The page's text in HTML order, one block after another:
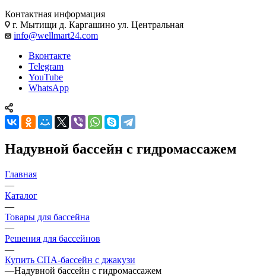
Контактная информация
г. Мытищи д. Каргашино ул. Центральная
info@wellmart24.com
Вконтакте
Telegram
YouTube
WhatsApp
Надувной бассейн с гидромассажем
Главная
—
Каталог
—
Товары для бассейна
—
Решения для бассейнов
—
Купить СПА-бассейн с джакузи
—Надувной бассейн с гидромассажем